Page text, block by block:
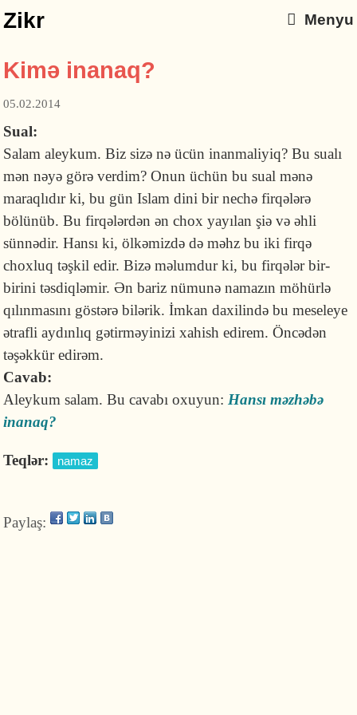
Zikr Menyu
Kimə inanaq?
05.02.2014
Sual:
Salam aleykum. Biz sizə nə ücün inanmaliyiq? Bu sualı
mən nəyə görə verdim? Onun üchün bu sual mənə
maraqlıdır ki, bu gün Islam dini bir nechə firqələrə
bölünüb. Bu firqələrdən ən chox yayılan şiə və əhli
sünnədir. Hansı ki, ölkəmizdə də məhz bu iki firqə
choxluq təşkil edir. Bizə məlumdur ki, bu firqələr bir-
birini təsdiqləmir. Ən bariz nümunə namazın möhürlə
qılınmasını göstərə bilərik. İmkan daxilində bu meseleye
ətrafli aydınlıq gətirməyinizi xahish edirem. Öncədən
təşəkkür edirəm.
Cavab:
Aleykum salam. Bu cavabı oxuyun: Hansı məzhəbə
inanaq?
Teqlər: namaz
Paylaş: